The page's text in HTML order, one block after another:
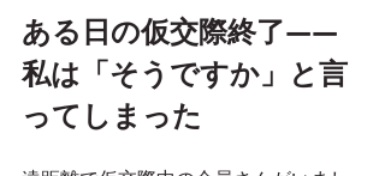
ある日の仮交際終了——
私は「そうですか」と言
ってしまった